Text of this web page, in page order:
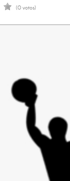
(0 votos)